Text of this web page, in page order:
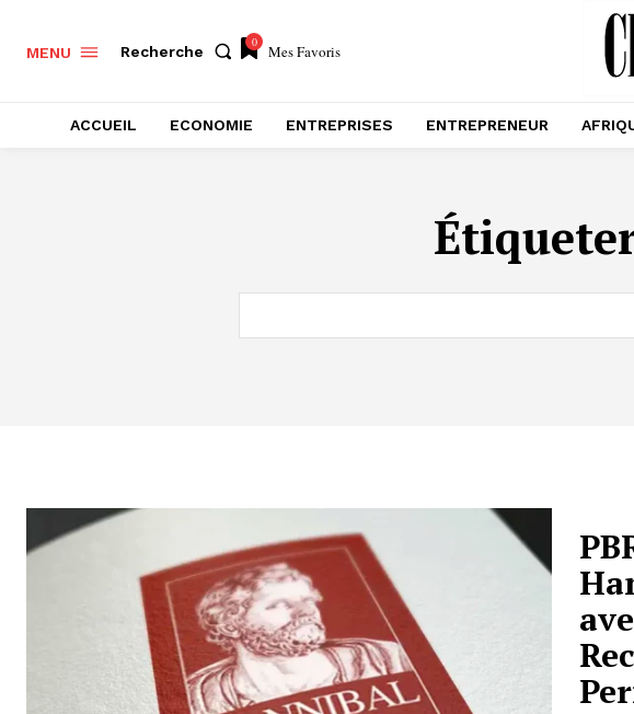
MENU Recherche
0 Mes Favoris
ACCUEIL ECONOMIE ENTREPRISES ENTREPRENEUR